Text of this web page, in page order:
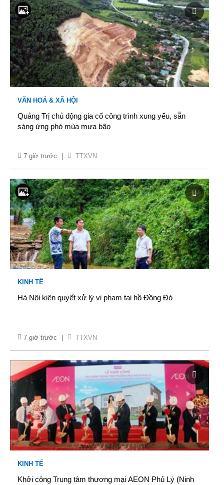
VĂN HOÁ & XÃ HỘI
Quảng Trị chủ động gia cố công trình xung yếu, sẵn
sàng ứng phó mùa mưa bão
7 giờ trước TTXVN
KINH TẾ
Hà Nội kiên quyết xử lý vi phạm tại hồ Đồng Đò
7 giờ trước TTXVN
KINH TẾ
Khởi công Trung tâm thương mại AEON Phủ Lý (Ninh